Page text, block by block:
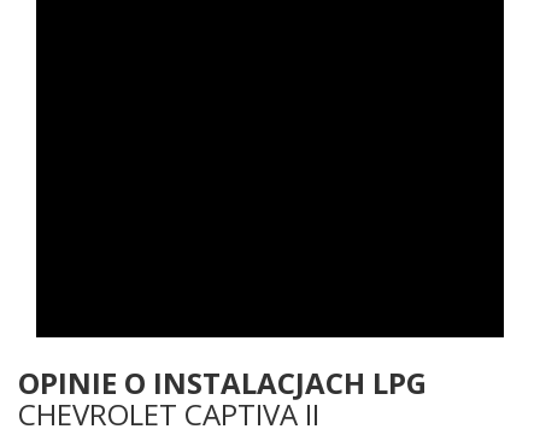
OPINIE O INSTALACJACH LPG
CHEVROLET CAPTIVA II